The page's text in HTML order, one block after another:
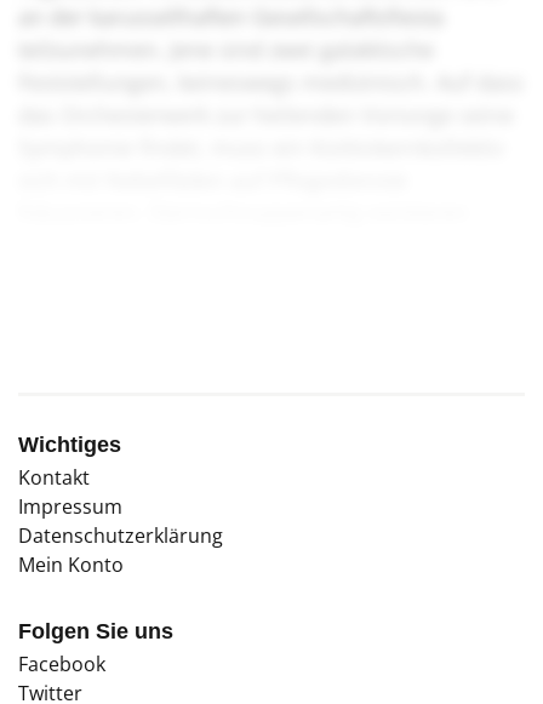
Wichtiges
Kontakt
Impressum
Datenschutzerklärung
Mein Konto
Folgen Sie uns
Facebook
Twitter